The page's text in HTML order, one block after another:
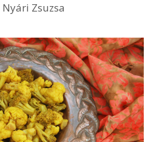
Nyári Zsuzsa